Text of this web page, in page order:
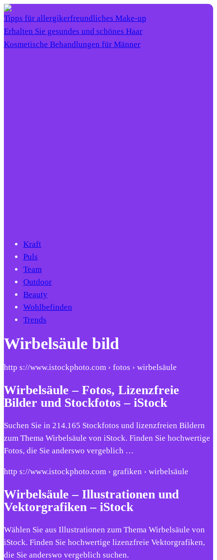
Tipps für allergikerfreundliches Make-up
Erhalten Sie gesundes und schönes Haar
Kosmetische Behandlungen für Männer
Kraft
Puls
Team
Outdoor
Beauty
Wohlbefinden
Trends
Wirbelsäule bild
http s://www.istockphoto.com › fotos › wirbelsäule
Wirbelsäule – Fotos, Lizenzfreie
Bilder und Stockfotos – iStock
Suchen Sie in 214.165 Stockfotos und lizenzfreien Bildern
zum Thema Wirbelsäule von iStock. Finden Sie hochwertige
Fotos, die Sie anderswo vergeblich …
http s://www.istockphoto.com › grafiken › wirbelsäule
Wirbelsäule – Illustrationen und
Vektorgrafiken – iStock
Wählen Sie aus Illustrationen zum Thema Wirbelsäule von
iStock. Finden Sie hochwertige lizenzfreie Vektorgrafiken,
die Sie anderswo vergeblich suchen.